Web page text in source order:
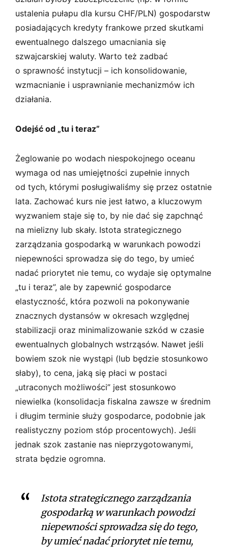
ustalenia pułapu dla kursu CHF/PLN) gospodarstw
posiadających kredyty frankowe przed skutkami
ewentualnego dalszego umacniania się
szwajcarskiej waluty. Warto też zadbać
o sprawność instytucji – ich konsolidowanie,
wzmacnianie i usprawnianie mechanizmów ich
działania.
Odejść od „tu i teraz”
Żeglowanie po wodach niespokojnego oceanu
wymaga od nas umiejętności zupełnie innych
od tych, którymi posługiwaliśmy się przez ostatnie
lata. Zachować kurs nie jest łatwo, a kluczowym
wyzwaniem staje się to, by nie dać się zapchnąć
na mielizny lub skały. Istota strategicznego
zarządzania gospodarką w warunkach powodzi
niepewności sprowadza się do tego, by umieć
nadać priorytet nie temu, co wydaje się optymalne
„tu i teraz”, ale by zapewnić gospodarce
elastyczność, która pozwoli na pokonywanie
znacznych dystansów w okresach względnej
stabilizacji oraz minimalizowanie szkód w czasie
ewentualnych globalnych wstrząsów. Nawet jeśli
bowiem szok nie wystąpi (lub będzie stosunkowo
słaby), to cena, jaką się płaci w postaci
„utraconych możliwości” jest stosunkowo
niewielka (konsolidacja fiskalna zawsze w średnim
i długim terminie służy gospodarce, podobnie jak
realistyczny poziom stóp procentowych). Jeśli
jednak szok zastanie nas nieprzygotowanymi,
strata będzie ogromna.
Istota strategicznego zarządzania
gospodarką w warunkach powodzi
niepewności sprowadza się do tego,
by umieć nadać priorytet nie temu,